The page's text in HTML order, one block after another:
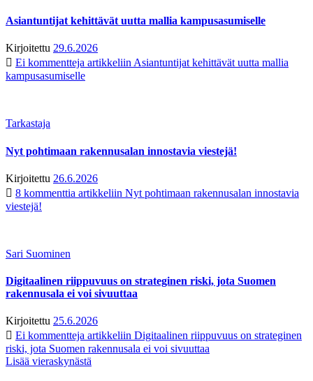
Asiantuntijat kehittävät uutta mallia kampusasumiselle
Kirjoitettu 29.6.2026
Ei kommentteja artikkeliin Asiantuntijat kehittävät uutta mallia
kampusasumiselle
Tarkastaja
Nyt pohtimaan rakennusalan innostavia viestejä!
Kirjoitettu 26.6.2026
8 kommenttia artikkeliin Nyt pohtimaan rakennusalan innostavia
viestejä!
Sari Suominen
Digitaalinen riippuvuus on strateginen riski, jota Suomen
rakennusala ei voi sivuuttaa
Kirjoitettu 25.6.2026
Ei kommentteja artikkeliin Digitaalinen riippuvuus on strateginen
riski, jota Suomen rakennusala ei voi sivuuttaa
Lisää vieraskynästä